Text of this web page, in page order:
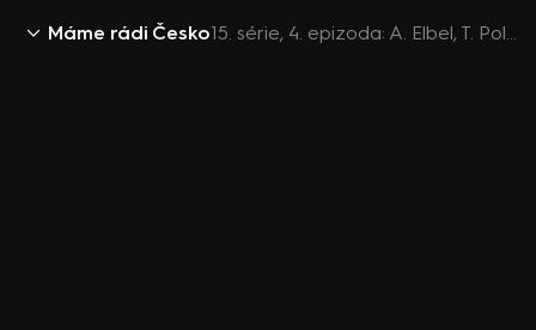
Máme rádi Česko 15. série, 4. epizoda: A. Elbel, T. Polák, O. Polák, B. Stanková, J. Steklý, M. Molnár